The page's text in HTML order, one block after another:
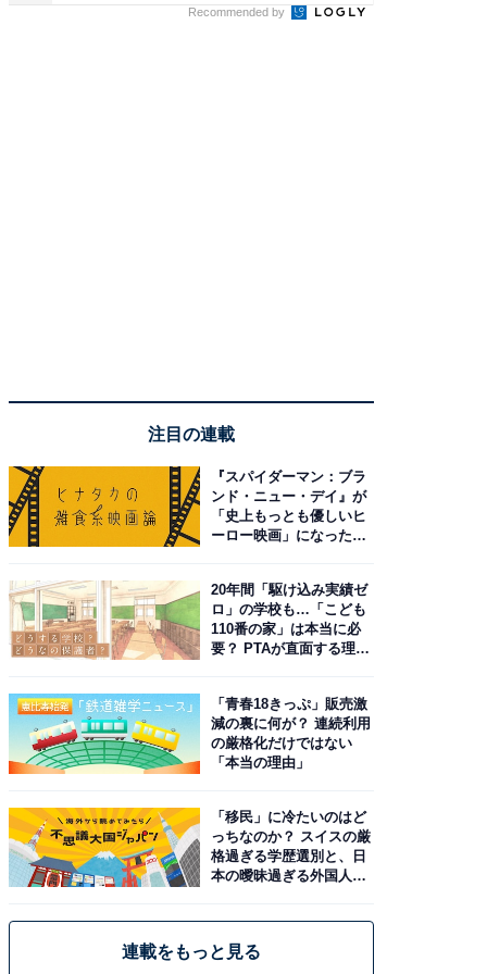
Recommended by
注目の連載
『スパイダーマン：ブラ
ンド・ニュー・デイ』が
「史上もっとも優しいヒ
ーロー映画」になった理
20年間「駆け込み実績ゼ
ロ」の学校も…「こども
110番の家」は本当に必
要？ PTAが直面する理想
「青春18きっぷ」販売激
減の裏に何が？ 連続利用
の厳格化だけではない
「本当の理由」
「移民」に冷たいのはど
っちなのか？ スイスの厳
格過ぎる学歴選別と、日
本の曖昧過ぎる外国人政
連載をもっと見る